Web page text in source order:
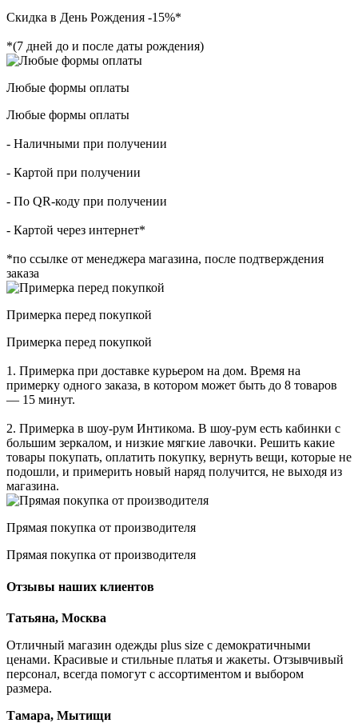
Скидка в День Рождения -15%*
*(7 дней до и после даты рождения)
Любые формы оплаты
Любые формы оплаты
- Наличными при получении
- Картой при получении
- По QR-коду при получении
- Картой через интернет*
*по ссылке от менеджера магазина, после подтверждения
заказа
Примерка перед покупкой
Примерка перед покупкой
1. Примерка при доставке курьером на дом. Время на
примерку одного заказа, в котором может быть до 8 товаров
— 15 минут.
2. Примерка в шоу-рум Интикома. В шоу-рум есть кабинки с
большим зеркалом, и низкие мягкие лавочки. Решить какие
товары покупать, оплатить покупку, вернуть вещи, которые не
подошли, и примерить новый наряд получится, не выходя из
магазина.
Прямая покупка от производителя
Прямая покупка от производителя
Отзывы наших клиентов
Татьяна, Москва
Отличный магазин одежды plus size с демократичными
ценами. Красивые и стильные платья и жакеты. Отзывчивый
персонал, всегда помогут с ассортиментом и выбором
размера.
Тамара, Мытищи